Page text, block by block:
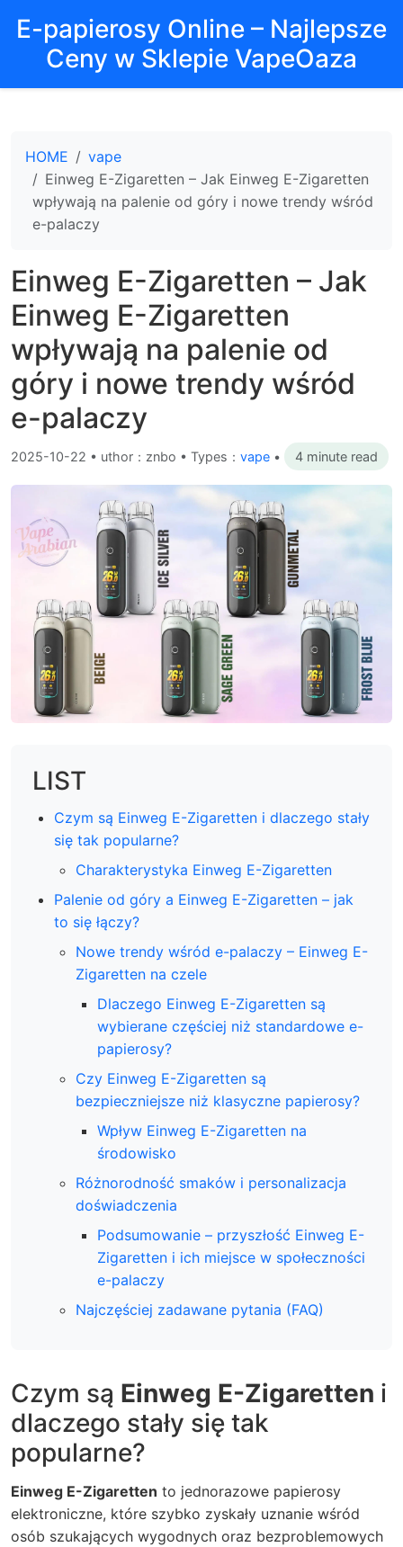
E-papierosy Online – Najlepsze
Ceny w Sklepie VapeOaza
HOME
vape
Einweg E-Zigaretten – Jak Einweg E-Zigaretten
wpływają na palenie od góry i nowe trendy wśród
e-palaczy
Einweg E-Zigaretten – Jak
Einweg E-Zigaretten
wpływają na palenie od
góry i nowe trendy wśród
e-palaczy
2025-10-22 • uthor：znbo • Types： vape • 4 minute read
LIST
Czym są Einweg E-Zigaretten i dlaczego stały
się tak popularne?
Charakterystyka Einweg E-Zigaretten
Palenie od góry a Einweg E-Zigaretten – jak
to się łączy?
Nowe trendy wśród e-palaczy – Einweg E-
Zigaretten na czele
Dlaczego Einweg E-Zigaretten są
wybierane częściej niż standardowe e-
papierosy?
Czy Einweg E-Zigaretten są
bezpieczniejsze niż klasyczne papierosy?
Wpływ Einweg E-Zigaretten na
środowisko
Różnorodność smaków i personalizacja
doświadczenia
Podsumowanie – przyszłość Einweg E-
Zigaretten i ich miejsce w społeczności
e-palaczy
Najczęściej zadawane pytania (FAQ)
Czym są Einweg E-Zigaretten i
dlaczego stały się tak
popularne?
Einweg E-Zigaretten to jednorazowe papierosy
elektroniczne, które szybko zyskały uznanie wśród
osób szukających wygodnych oraz bezproblemowych